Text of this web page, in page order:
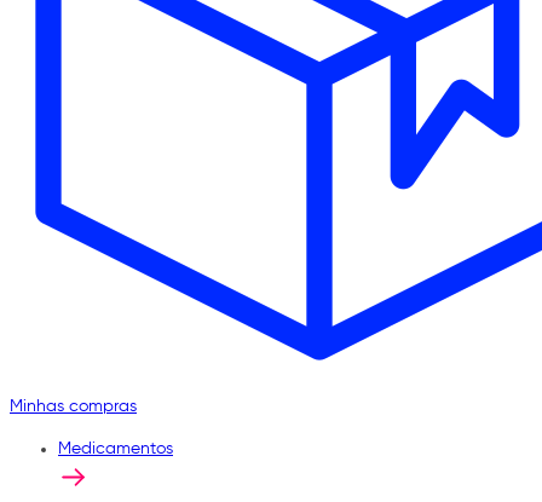
Minhas compras
Medicamentos